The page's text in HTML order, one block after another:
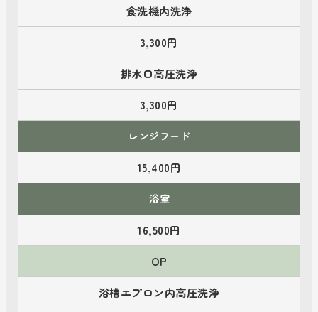
食洗機内洗浄
3,300円
排水口高圧洗浄
3,300円
レンジフード
15,400円
浴室
16,500円
OP
浴槽エプロン内高圧洗浄